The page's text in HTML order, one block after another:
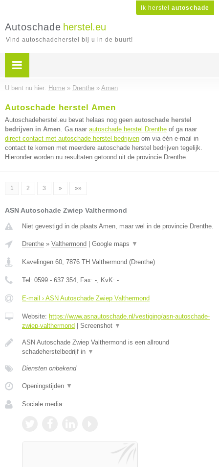
Ik herstel autoschade
Autoschade herstel.eu
Vind autoschadeherstel bij u in de buurt!
U bent nu hier: Home » Drenthe » Amen
Autoschade herstel Amen
Autoschadeherstel.eu bevat helaas nog geen autoschade herstel
bedrijven in Amen. Ga naar autoschade herstel Drenthe of ga naar
direct contact met autoschade herstel bedrijven om via één e-mail in
contact te komen met meerdere autoschade herstel bedrijven tegelijk.
Hieronder worden nu resultaten getoond uit de provincie Drenthe.
1 2 3 » »»
ASN Autoschade Zwiep Valthermond
Niet gevestigd in de plaats Amen, maar wel in de provincie Drenthe.
Drenthe » Valthermond Google maps ▼
Kavelingen 60, 7876 TH Valthermond (Drenthe)
Tel: 0599 - 637 354, Fax: -, KvK: -
E-mail › ASN Autoschade Zwiep Valthermond
Website: https://www.asnautoschade.nl/vestiging/asn-autoschade-
zwiep-valthermond
Screenshot ▼
ASN Autoschade Zwiep Valthermond is een allround
schadeherstelbedrijf in ▼
Diensten onbekend
Openingstijden ▼
Sociale media: